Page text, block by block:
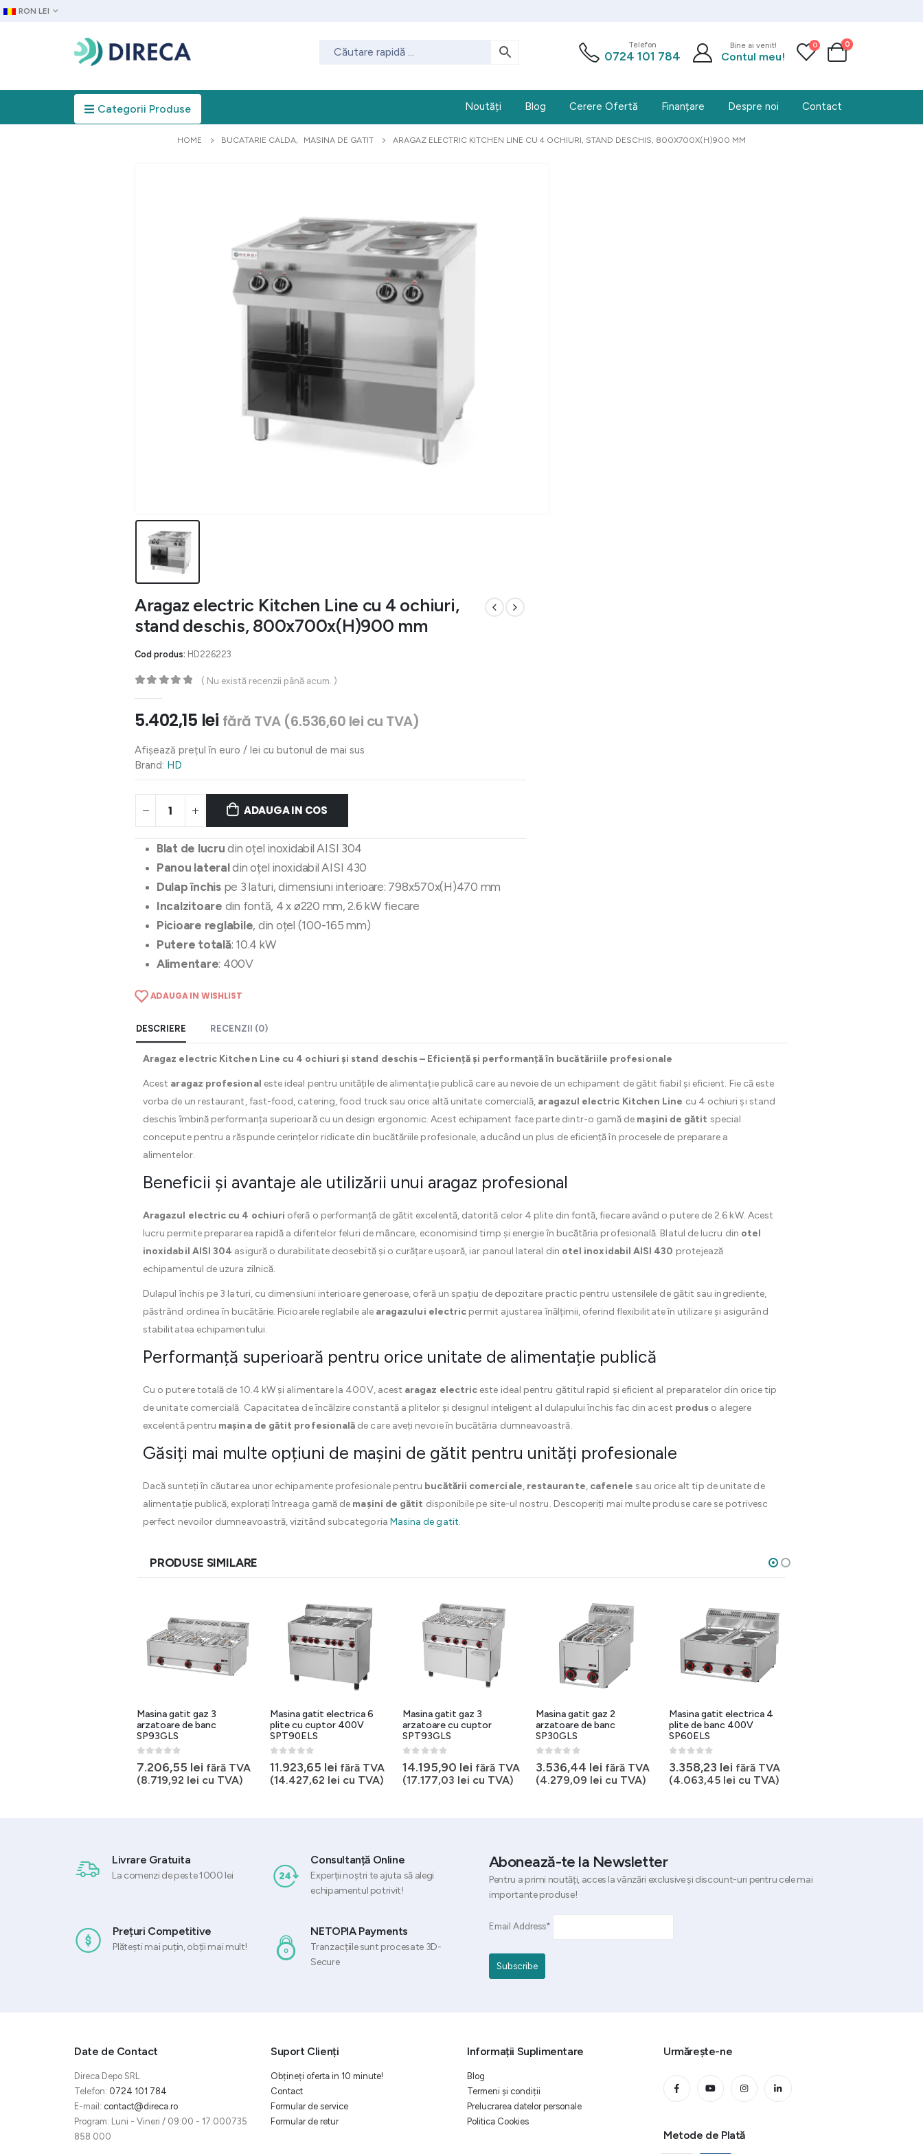
RON LEI
Telefon
0724 101 784
Bine ai venit!
Contul meu!
0 0
Categorii Produse Noutăți Blog Cerere Ofertă Finanțare Despre noi Contact
HOME BUCATARIE CALDA, MASINA DE GATIT ARAGAZ ELECTRIC KITCHEN LINE CU 4 OCHIURI, STAND DESCHIS, 800X700X(H)900 MM
Aragaz electric Kitchen Line cu 4 ochiuri,
stand deschis, 800x700x(H)900 mm
Cod produs: HD226223
( Nu există recenzii până acum. )
5.402,15 lei fără TVA (6.536,60 lei cu TVA)
Afișează prețul în euro / lei cu butonul de mai sus
Brand: HD
ADAUGA IN COS
Blat de lucru din oțel inoxidabil AISI 304
Panou lateraldin oțel inoxidabil AISI 430
Dulap închispe 3 laturi, dimensiuni interioare: 798x570x(H)470 mm
Incalzitoare din fontă, 4 x ø220 mm, 2.6 kW fiecare
Picioare reglabile, din oțel (100-165 mm)
Putere totală: 10.4 kW
Alimentare: 400V
ADAUGA IN WISHLIST
DESCRIERE RECENZII (0)
Aragaz electric Kitchen Line cu 4 ochiuri și stand deschis – Eficiență și performanță în bucătăriile profesionale
Acest aragaz profesional este ideal pentru unitățile de alimentație publică care au nevoie de un echipament de gătit fiabil și eficient. Fie că este
vorba de un restaurant, fast-food, catering, food truck sau orice altă unitate comercială, aragazul electric Kitchen Line cu 4 ochiuri și stand
deschis îmbină performanța superioară cu un design ergonomic. Acest echipament face parte dintr-o gamă de mașini de gătit special
concepute pentru a răspunde cerințelor ridicate din bucătăriile profesionale, aducând un plus de eficiență în procesele de preparare a
alimentelor.
Beneficii și avantaje ale utilizării unui aragaz profesional
Aragazul electric cu 4 ochiuri oferă o performanță de gătit excelentă, datorită celor 4 plite din fontă, fiecare având o putere de 2.6 kW. Acest
lucru permite prepararea rapidă a diferitelor feluri de mâncare, economisind timp și energie în bucătăria profesională. Blatul de lucru din otel
inoxidabil AISI 304 asigură o durabilitate deosebită și o curățare ușoară, iar panoul lateral din otel inoxidabil AISI 430 protejează
echipamentul de uzura zilnică.
Dulapul închis pe 3 laturi, cu dimensiuni interioare generoase, oferă un spațiu de depozitare practic pentru ustensilele de gătit sau ingrediente,
păstrând ordinea în bucătărie. Picioarele reglabile ale aragazului electric permit ajustarea înălțimii, oferind flexibilitate în utilizare și asigurând
stabilitatea echipamentului.
Performanță superioară pentru orice unitate de alimentație publică
Cu o putere totală de 10.4 kW și alimentare la 400V, acest aragaz electric este ideal pentru gătitul rapid și eficient al preparatelor din orice tip
de unitate comercială. Capacitatea de încălzire constantă a plitelor și designul inteligent al dulapului închis fac din acest produs o alegere
excelentă pentru mașina de gătit profesională de care aveți nevoie în bucătăria dumneavoastră.
Găsiți mai multe opțiuni de mașini de gătit pentru unități profesionale
Dacă sunteți în căutarea unor echipamente profesionale pentru bucătării comerciale, restaurante, cafenele sau orice alt tip de unitate de
alimentație publică, explorați întreaga gamă de mașini de gătit disponibile pe site-ul nostru. Descoperiți mai multe produse care se potrivesc
perfect nevoilor dumneavoastră, vizitând subcategoria Masina de gatit.
PRODUSE SIMILARE
Masina gatit gaz 3
arzatoare de banc
SP93GLS
0out of 5
7.206,55 lei fără TVA
(8.719,92 lei cu TVA)
Masina gatit electrica 6
plite cu cuptor 400V
SPT90ELS
0 out of 5
11.923,65 lei fără TVA
(14.427,62 lei cu TVA)
Masina gatit gaz 3
arzatoare cu cuptor
SPT93GLS
0 out of 5
14.195,90 lei fără TVA
(17.177,03 lei cu TVA)
Masina gatit gaz 2
arzatoare de banc
SP30GLS
0out of 5
3.536,44 lei fără TVA
(4.279,09 lei cu TVA)
Masina gatit electrica 4
plite de banc 400V
SP60ELS
0out of 5
3.358,23 lei fără TVA
(4.063,45 lei cu TVA)
Livrare Gratuita
La comenzi de peste 1000 lei
Consultanță Online
Experții noștri te ajuta să alegi
echipamentul potrivit!
Prețuri Competitive
Plătești mai puțin, obții mai mult!
NETOPIA Payments
Tranzacțiile sunt procesate 3D-
Secure
Abonează-te la Newsletter
Pentru a primi noutăți, acces la vânzări exclusive și discount-uri pentru cele mai
importante produse!
Email Address*
Date de Contact
Direca Depo SRL
Telefon: 0724 101 784
E-mail: contact@direca.ro
Program: Luni - Vineri / 09:00 - 17:000735
858 000
Suport Clienți
Obțineți oferta in 10 minute!
Contact
Formular de service
Formular de retur
Informații Suplimentare
Blog
Termeni și condiții
Prelucrarea datelor personale
Politica Cookies
Urmărește-ne
Metode de Plată